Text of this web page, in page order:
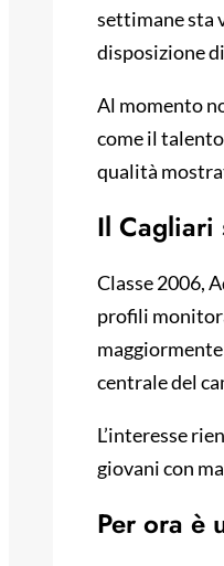
settimane sta
disposizione
Al momento
come il
qualità
Il Cagliari
Classe 2006,
profili
centrale del
L’interesse
giovani con
Per ora è